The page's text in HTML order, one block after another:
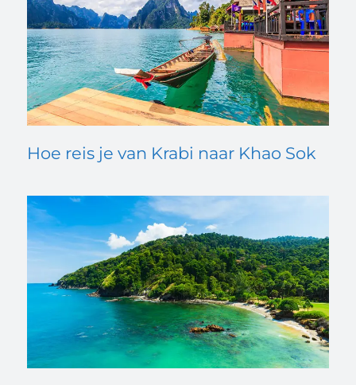
Hoe reis je van Krabi naar Khao Sok